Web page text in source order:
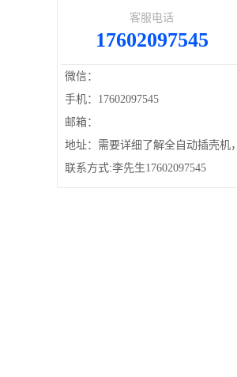
客服电话
17602097545
微信：
手机：17602097545
邮箱：
地址：需要详细了解全自动插壳机，
联系方式:李先生17602097545